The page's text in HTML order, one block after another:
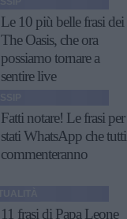
Le 10 più belle frasi dei
The Oasis, che ora
possiamo tornare a
sentire live
Fatti notare! Le frasi per
stati WhatsApp che tutti
commenteranno
11 frasi di Papa Leone